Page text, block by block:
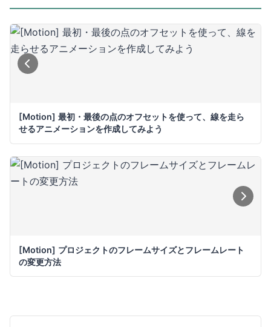
[Motion] 最初・最後の点のオフセットを使って、線を走ら
せるアニメーションを作成してみよう
[Motion] プロジェクトのフレームサイズとフレームレート
の変更方法